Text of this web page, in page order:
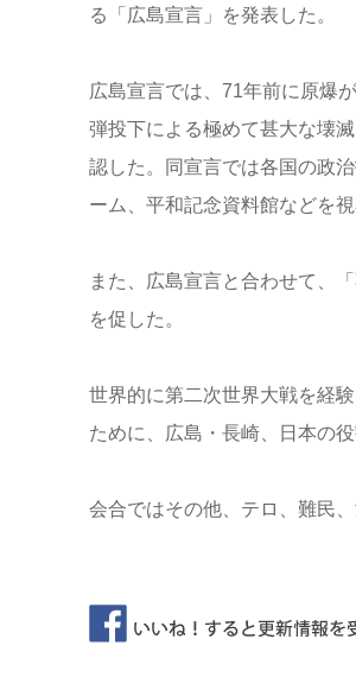
る「広島宣言」を発表した。
広島宣言では、71年前に原爆
弾投下による極めて甚大な壊
認した。同宣言では各国の政
ーム、平和記念資料館などを
また、広島宣言と合わせて、
を促した。
世界的に第二次世界大戦を経
ために、広島・長崎、日本の役
会合ではその他、テロ、難民